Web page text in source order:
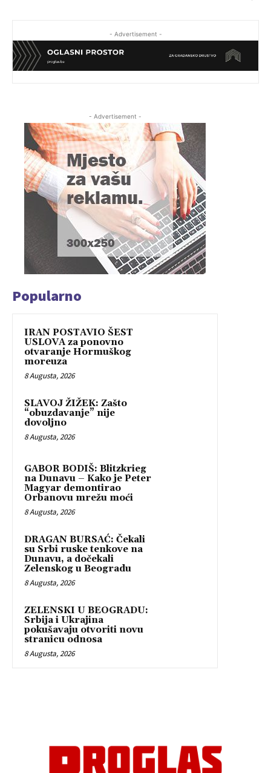
- Advertisement -
- Advertisement -
Popularno
IRAN POSTAVIO ŠEST
USLOVA za ponovno
otvaranje Hormuškog
moreuza
8 Augusta, 2026
SLAVOJ ŽIŽEK: Zašto
“obuzdavanje” nije
dovoljno
8 Augusta, 2026
GABOR BODIŠ: Blitzkrieg
na Dunavu – Kako je Peter
Magyar demontirao
Orbanovu mrežu moći
8 Augusta, 2026
DRAGAN BURSAĆ: Čekali
su Srbi ruske tenkove na
Dunavu, a dočekali
Zelenskog u Beogradu
8 Augusta, 2026
ZELENSKI U BEOGRADU:
Srbija i Ukrajina
pokušavaju otvoriti novu
stranicu odnosa
8 Augusta, 2026